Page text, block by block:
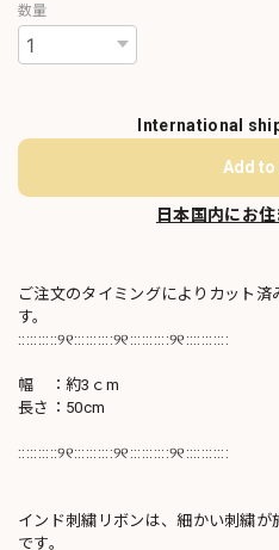
数量
International
Add
日本国内にお
ご注文のタイミングによりカット
す。
::::::::::୨୧::::::::::୨୧::::::::::୨୧:::::::::::
幅 ：約3ｃm
長さ：50cm
::::::::::୨୧::::::::::୨୧::::::::::୨୧:::::::::::
インド刺繍リボンは、細かい刺繍
です。